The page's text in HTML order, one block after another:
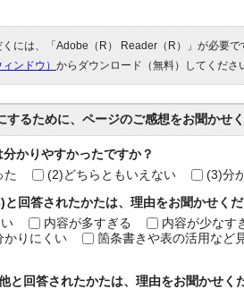
には、「Adobe（R） Reader（R）」が必要
ンドウ） からダウンロード（無料）してくださ
するために、ページのご感想をお聞かせく
かりやすかったですか？
た
(2)どちらともいえない (3)分
回答されたかたは、理由をお聞かせくだ
内容が多すぎる 内容が少なす
かりにくい 箇条書きや表の活用など
と回答されたかたは、理由をお聞かせく